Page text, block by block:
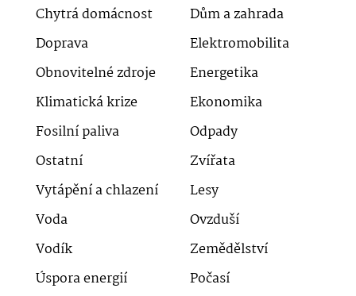
Chytrá domácnost
Dům a zahrada
Doprava
Elektromobilita
Obnovitelné zdroje
Energetika
Klimatická krize
Ekonomika
Fosilní paliva
Odpady
Ostatní
Zvířata
Vytápění a chlazení
Lesy
Voda
Ovzduší
Vodík
Zemědělství
Úspora energií
Počasí